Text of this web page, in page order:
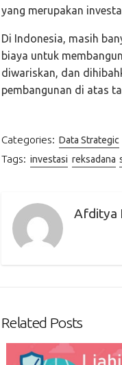
yang merupakan
Di Indonesia, masih
biaya untuk
diwariskan, dan
pembangunan di atas
Categories: Data Strategic
Tags: investasi reksadana
Afditya
Related Posts